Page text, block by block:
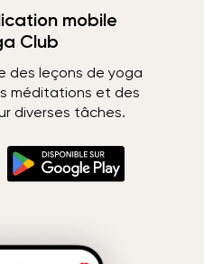
mobile
Club
des leçons de yoga
méditations et des
diverses tâches.